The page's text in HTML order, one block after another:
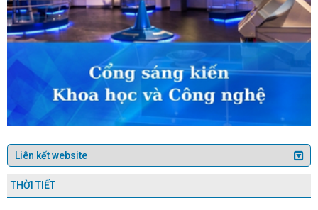
nghiệp Bắc Cẩm Xuyên 2 tại xã Cẩm Vịnh,
Về việc ban hành kế hoạch xét tặng danh hiệu
ưu tú" trong lĩnh vực nghề thủ công mỹ nghệ lần thứ
Thương thực hiện một số nhiệm vụ, quyền hạn
hàng hóa nguy hiểm trên địa bàn tỉnh Hà Tĩnh
chuyển cán bộ thuộc diện Ban Thường vụ Tỉnh
hàng Đầu tư phát triển Công nghiệp Việt Nam tại
Mời tham gia “Triển lãm Thành phố Hồ Chí Minh và
lần thứ 4” năm 2024
Tổ chức Hội nghị
luật về an toàn thực phẩm, bảo vệ người tiêu dùng
trường số 2 và UBND phường Nam Hồng Lĩnh trong
tham gia“Triển lãm quốc tế ngành dệt may và
hủy 116 kg hàng hóa vi phạm
đảm an toàn thương mại tại Hội chợ Công
THỜI TIẾT